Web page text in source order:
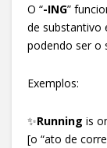
O “-ING”
de substantivo
podendo ser o
Exemplos:
✨Running is
[o “ato de